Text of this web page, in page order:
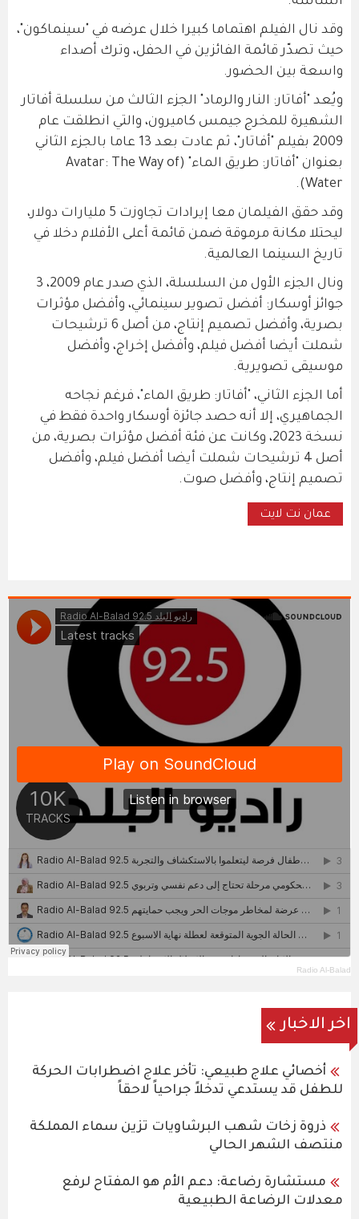
وقد نال الفيلم اهتماما كبيرا خلال عرضه في "سينماكون"،
حيث تصدّر قائمة الفائزين في الحفل، وترك أصداء
واسعة بين الحضور.
ويُعد "أفاتار: النار والرماد" الجزء الثالث من سلسلة أفاتار
الشهيرة للمخرج جيمس كاميرون، والتي انطلقت عام
2009 بفيلم "أفاتار"، ثم عادت بعد 13 عاما بالجزء الثاني
بعنوان "أفاتار: طريق الماء" (Avatar: The Way of
Water).
وقد حقق الفيلمان معا إيرادات تجاوزت 5 مليارات دولار،
ليحتلا مكانة مرموقة ضمن قائمة أعلى الأفلام دخلا في
تاريخ السينما العالمية.
ونال الجزء الأول من السلسلة، الذي صدر عام 2009، 3
جوائز أوسكار: أفضل تصوير سينمائي، وأفضل مؤثرات
بصرية، وأفضل تصميم إنتاج، من أصل 6 ترشيحات
شملت أيضا أفضل فيلم، وأفضل إخراج، وأفضل
موسيقى تصويرية.
أما الجزء الثاني، "أفاتار: طريق الماء"، فرغم نجاحه
الجماهيري، إلا أنه حصد جائزة أوسكار واحدة فقط في
نسخة 2023، وكانت عن فئة أفضل مؤثرات بصرية، من
أصل 4 ترشيحات شملت أيضا أفضل فيلم، وأفضل
تصميم إنتاج، وأفضل صوت.
عمان نت لايت
Radio Al-Balad
اخر الاخبار
أخصائي علاج طبيعي: تأخر علاج اضطرابات الحركة
للطفل قد يستدعي تدخلاً جراحياً لاحقاً
ذروة زخات شهب البرشاويات تزين سماء المملكة
منتصف الشهر الحالي
مستشارة رضاعة: دعم الأم هو المفتاح لرفع
معدلات الرضاعة الطبيعية